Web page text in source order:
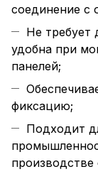
соединение с
Не требует
удобна при
панелей;
фиксацию;
Подходит
производстве